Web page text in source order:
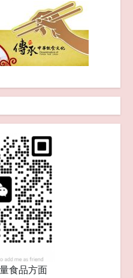
限量 新版发布
食品方面